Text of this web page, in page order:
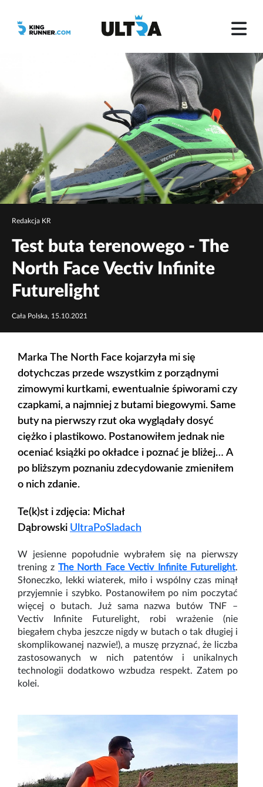
Redakcja KR
Test buta terenowego - The
North Face Vectiv Infinite
Futurelight
Cała Polska, 15.10.2021
Marka The North Face kojarzyła mi się
dotychczas przede wszystkim z porządnymi
zimowymi kurtkami, ewentualnie śpiworami czy
czapkami, a najmniej z butami biegowymi. Same
buty na pierwszy rzut oka wyglądały dosyć
ciężko i plastikowo. Postanowiłem jednak nie
oceniać książki po okładce i poznać je bliżej… A
po bliższym poznaniu zdecydowanie zmieniłem
o nich zdanie.
Te(k)st i zdjęcia: Michał
Dąbrowski UltraPoSladach
W jesienne popołudnie wybrałem się na pierwszy
trening z The North Face Vectiv Infinite Futurelight.
Słoneczko, lekki wiaterek, miło i wspólny czas minął
przyjemnie i szybko. Postanowiłem po nim poczytać
więcej o butach. Już sama nazwa butów TNF –
Vectiv Infinite Futurelight, robi wrażenie (nie
biegałem chyba jeszcze nigdy w butach o tak długiej i
skomplikowanej nazwie!), a muszę przyznać, że liczba
zastosowanych w nich patentów i unikalnych
technologii dodatkowo wzbudza respekt. Zatem po
kolei.